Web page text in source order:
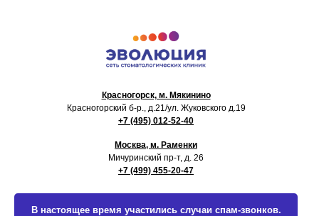
Красногорск, м. Мякинино
Красногорский б-р., д.21/ул. Жуковского д.19
+7 (495) 012-52-40
Москва, м. Раменки
Мичуринский пр-т, д. 26
+7 (499) 455-20-47
В настоящее время участились случаи спам-звонков.